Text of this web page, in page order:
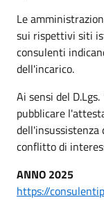
Le
sui rispettivi siti
consulenti
dell'incarico.
Ai sensi del
pubblicare
dell'insussistenza
conflitto di
ANNO 2025
https://